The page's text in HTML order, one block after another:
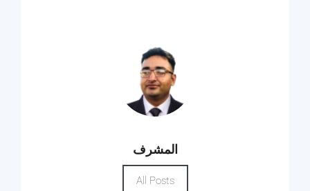
المشرف
All Posts